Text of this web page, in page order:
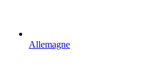
Allemagne